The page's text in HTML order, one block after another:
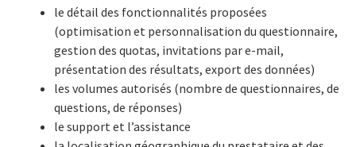
le détail des fonctionnalités proposées
(optimisation et personnalisation du questionnaire,
gestion des quotas, invitations par e-mail,
présentation des résultats, export des données)
les volumes autorisés (nombre de questionnaires, de
questions, de réponses)
le support et l’assistance